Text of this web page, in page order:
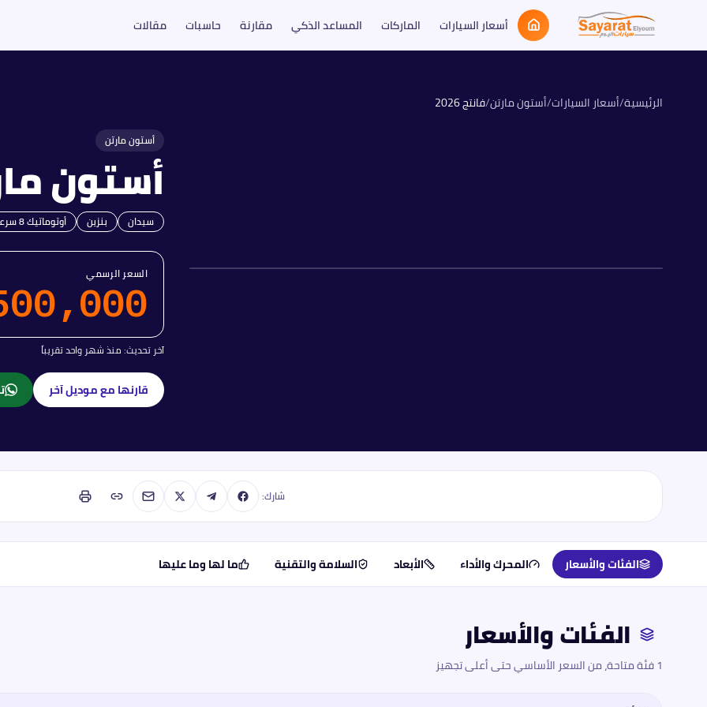
أسعار السيارات الماركات المساعد الذكي مقارنة حاسبات مقالات
الرئيسية/أسعار السيارات/أستون مارتن/فانتج2026
أستون مارتن
أستون
سيدان بنزين أوتوماتيك 8 سرعات
السعر الرسمي
آخر تحديث:منذ شهر واحد تقريباً
قارنها مع موديل آخر
شارك:
الفئات والأسعار المحرك والأداء الأبعاد السلامة والتقنية ما لها وما عليها
الفئات والأسعار
1 فئة متاحة، من السعر الأساسي حتى أعلى تجهيز